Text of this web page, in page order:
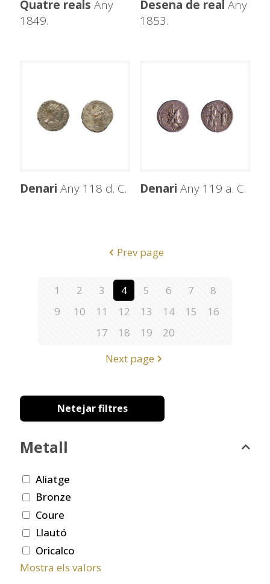
Quatre reals Any
1849.
Desena de real Any
1853.
Denari Any 118 d. C. Denari Any 119 a. C.
Prev page
1 2 3 4 5 6 7
8
9
10 11 12 13 14 15
16
17
18 19
20
Next page
Netejar filtres
Metall
Aliatge
Bronze
Coure
Llautó
Oricalco
Mostra els valors